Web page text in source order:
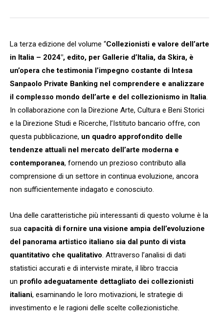
La terza edizione del volume “Collezionisti e valore dell’arte
in Italia – 2024″, edito, per Gallerie d’Italia, da Skira, è
un’opera che testimonia l’impegno costante di Intesa
Sanpaolo Private Banking nel comprendere e analizzare
il complesso mondo dell’arte e del collezionismo in Italia.
In collaborazione con la Direzione Arte, Cultura e Beni Storici
e la Direzione Studi e Ricerche, l’Istituto bancario offre, con
questa pubblicazione, un quadro approfondito delle
tendenze attuali nel mercato dell’arte moderna e
contemporanea, fornendo un prezioso contributo alla
comprensione di un settore in continua evoluzione, ancora
non sufficientemente indagato e conosciuto.
Una delle caratteristiche più interessanti di questo volume è la
sua capacità di fornire una visione ampia dell’evoluzione
del panorama artistico italiano sia dal punto di vista
quantitativo che qualitativo. Attraverso l’analisi di dati
statistici accurati e di interviste mirate, il libro traccia
un profilo adeguatamente dettagliato dei collezionisti
italiani, esaminando le loro motivazioni, le strategie di
investimento e le ragioni delle scelte collezionistiche.